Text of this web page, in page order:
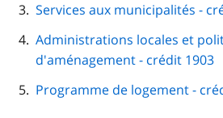
Services aux municipalités -
Administrations locales et
d'aménagement - crédit 1903
Programme de logement -